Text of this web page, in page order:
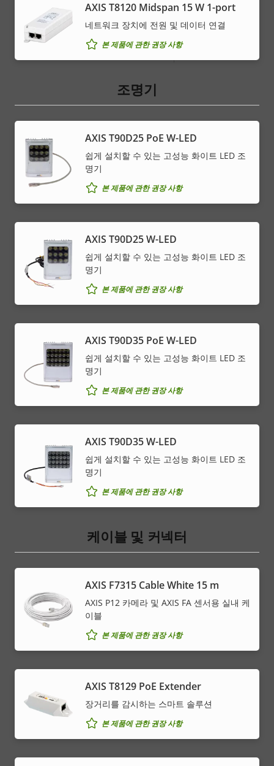
설
명
성
값
전원(평균) -
AXIS T8120 Midspan 15 W 1-port
네트워크 장치에 전원 및 데이터 연결
본 제품에 관한 권장 사항
조명기
AXIS T90D25 PoE W-LED
쉽게 설치할 수 있는 고성능 화이트 LED 조
명기
본 제품에 관한 권장 사항
AXIS T90D25 W-LED
쉽게 설치할 수 있는 고성능 화이트 LED 조
명기
본 제품에 관한 권장 사항
AXIS T90D35 PoE W-LED
쉽게 설치할 수 있는 고성능 화이트 LED 조
명기
본 제품에 관한 권장 사항
AXIS T90D35 W-LED
쉽게 설치할 수 있는 고성능 화이트 LED 조
명기
본 제품에 관한 권장 사항
케이블 및 커넥터
AXIS F7315 Cable White 15 m
AXIS P12 카메라 및 AXIS FA 센서용 실내 케
이블
본 제품에 관한 권장 사항
AXIS T8129 PoE Extender
장거리를 감시하는 스마트 솔루션
본 제품에 관한 권장 사항